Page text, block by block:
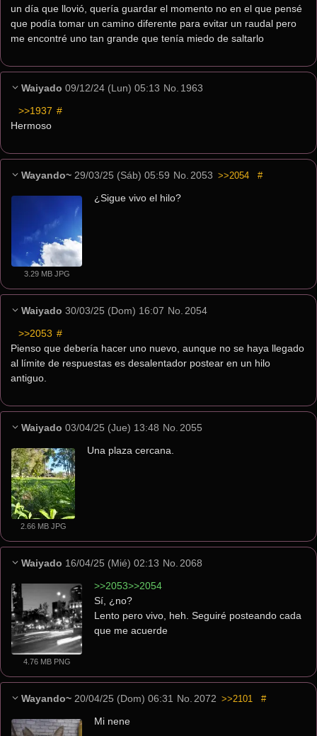
un día que llovió, quería guardar el momento no en el que pensé
que podía tomar un camino diferente para evitar un raudal pero
me encontré uno tan grande que tenía miedo de saltarlo
Waiyado 09/12/24 (Lun) 05:13 No. 1963
>>1937 #
Hermoso
Wayando~ 29/03/25 (Sáb) 05:59 No. 2053 >>2054 #
3.29 MB JPG
¿Sigue vivo el hilo?
Waiyado 30/03/25 (Dom) 16:07 No. 2054
>>2053 #
Pienso que debería hacer uno nuevo, aunque no se haya llegado
al límite de respuestas es desalentador postear en un hilo
antiguo.
Waiyado 03/04/25 (Jue) 13:48 No. 2055
2.66 MB JPG
Una plaza cercana.
Waiyado 16/04/25 (Mié) 02:13 No. 2068
4.76 MB PNG
>>2053>>2054
Sí, ¿no?
Lento pero vivo, heh. Seguiré posteando cada
que me acuerde
Wayando~ 20/04/25 (Dom) 06:31 No. 2072 >>2101 #
Mi nene